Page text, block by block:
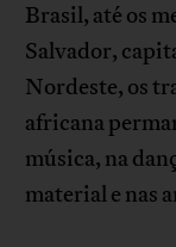
Brasil, até os
Salvador,
Nordeste, os
africana
música, na
material e nas